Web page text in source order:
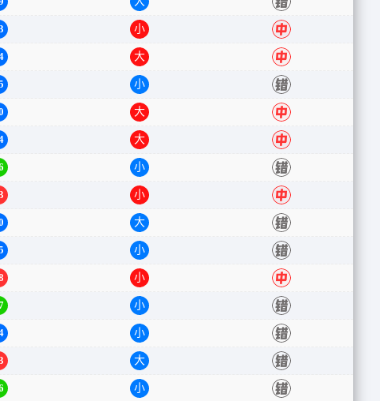
大 错
小 中
大 中
小 错
大 中
大 中
小 错
小 中
大 错
小 错
小 中
小 错
小 错
大 错